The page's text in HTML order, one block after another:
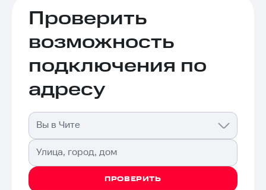
Проверить
возможность
подключения по
адресу
Вы в Чите
Улица, город, дом
ПРОВЕРИТЬ